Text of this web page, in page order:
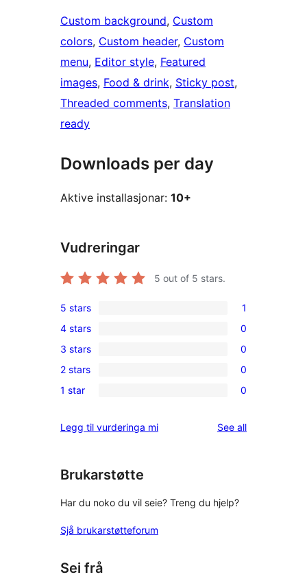
Custom background, Custom
colors, Custom header, Custom
menu, Editor style, Featured
images, Food & drink, Sticky post
Threaded comments, Translation
ready
Downloads per day
Aktive installasjonar: 10+
Vudreringar
5 out of 5 stars.
1
5-
star
review
5 stars 1
0
4-
star
reviews
4 stars 0
0
3-
star
3 stars 0
0
2-
reviews
2 stars 0
0
star
1 star 0
Legg til vurderinga mi See allreviews
Brukarstøtte
Har du noko du vil seie? Treng du hjelp?
Sjå brukarstøtteforum
Sei frå